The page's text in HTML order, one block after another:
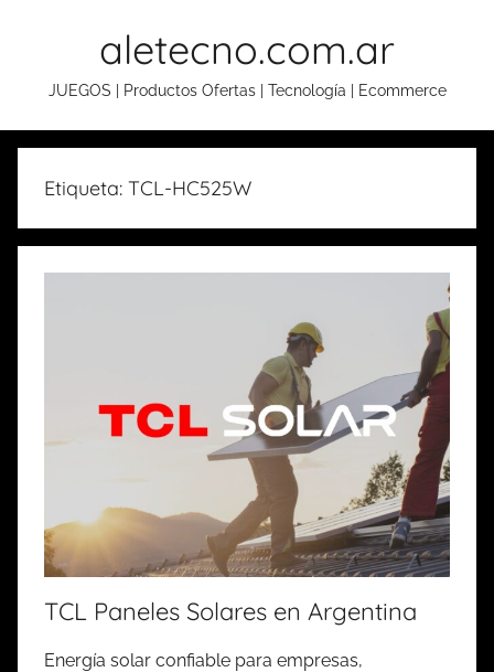
aletecno.com.ar
JUEGOS | Productos Ofertas | Tecnología | Ecommerce
Etiqueta: TCL-HC525W
TCL Paneles Solares en Argentina
Energía solar confiable para empresas,